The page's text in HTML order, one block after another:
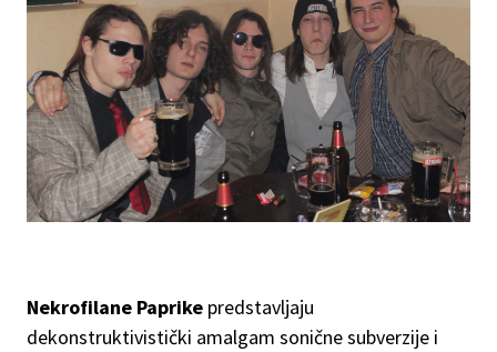
Nekrofilane Paprike predstavljaju
dekonstruktivistički amalgam sonične subverzije i